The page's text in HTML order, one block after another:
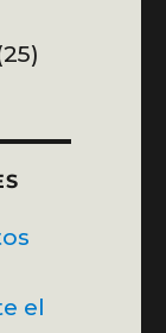
el